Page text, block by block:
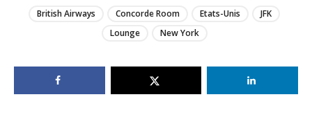
British Airways Concorde Room Etats-Unis
JFK
Lounge
New York